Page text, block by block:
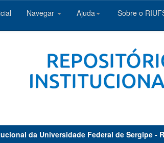
Navegar Ajuda Sobre o
da Universidade Federal de Sergipe -